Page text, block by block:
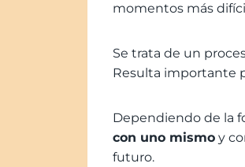
momentos más
Se trata de un
Resulta importante
Dependiendo de la
con uno mismo y
futuro.